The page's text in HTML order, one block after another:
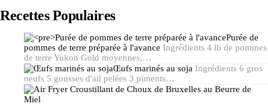
Recettes Populaires
Purée de
pommes de terre préparée à l'avance Ingrédients 4 lb de pommes
de terre Yukon Gold moyennes,…
Œufs marinés au soja Ingrédients 6 gros
oeufs 5 gousses d'ail pelées 3 piments…